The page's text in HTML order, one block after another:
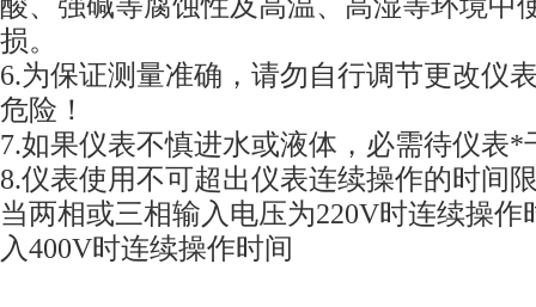
损。
6.为保证测量准确，请勿自行调节更改仪
危险！
7.如果仪表不慎进水或液体，必需待仪表*
8.仪表使用不可超出仪表连续操作的时间
当两相或三相输入电压为220V时连续操作
入400V时连续操作时间